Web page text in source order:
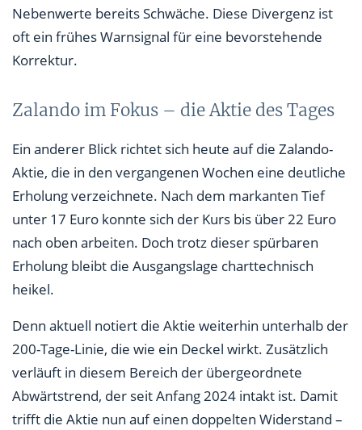
Nebenwerte bereits Schwäche. Diese Divergenz ist
oft ein frühes Warnsignal für eine bevorstehende
Korrektur.
Zalando im Fokus – die Aktie des Tages
Ein anderer Blick richtet sich heute auf die Zalando-
Aktie, die in den vergangenen Wochen eine deutliche
Erholung verzeichnete. Nach dem markanten Tief
unter 17 Euro konnte sich der Kurs bis über 22 Euro
nach oben arbeiten. Doch trotz dieser spürbaren
Erholung bleibt die Ausgangslage charttechnisch
heikel.
Denn aktuell notiert die Aktie weiterhin unterhalb der
200-Tage-Linie, die wie ein Deckel wirkt. Zusätzlich
verläuft in diesem Bereich der übergeordnete
Abwärtstrend, der seit Anfang 2024 intakt ist. Damit
trifft die Aktie nun auf einen doppelten Widerstand –